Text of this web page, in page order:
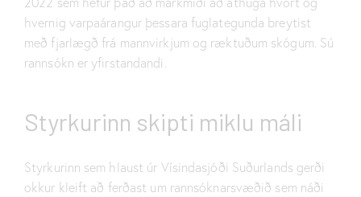
hvernig varpaárangur þessara fuglategunda breytist
með fjarlægð frá mannvirkjum og ræktuðum skógum. Sú
rannsókn er yfirstandandi.
Styrkurinn skipti miklu máli
Styrkurinn sem hlaust úr Vísindasjóði Suðurlands gerði
okkur kleift að ferðast um rannsóknarsvæðið sem náði